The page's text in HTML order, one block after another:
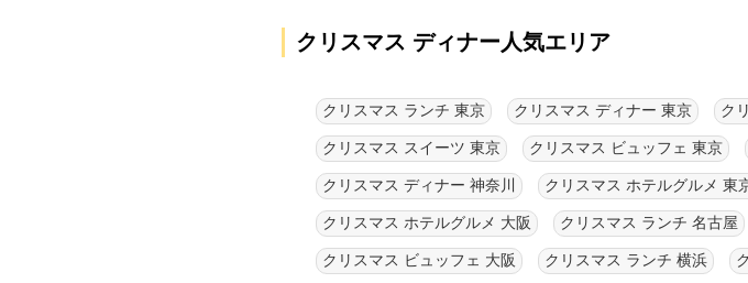
クリスマス ディナー人気エリア
クリスマス ランチ 東京 クリスマス ディナー 東京 ク
クリスマス スイーツ 東京 クリスマス ビュッフェ 東京
クリスマス ディナー 神奈川 クリスマス ホテルグルメ 東
クリスマス ホテルグルメ 大阪 クリスマス ランチ 名古屋
クリスマス ビュッフェ 大阪 クリスマス ランチ 横浜